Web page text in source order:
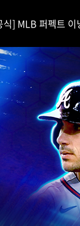
식] MLB 퍼펙트